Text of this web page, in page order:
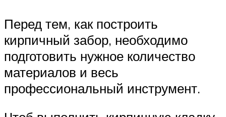
Перед тем, как построить
кирпичный забор, необходимо
подготовить нужное количество
материалов и весь
профессиональный инструмент.